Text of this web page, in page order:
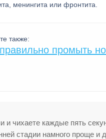
менингита или фронтита.
также:
промыть
и чихаете каждые пять
стадии намного проще и